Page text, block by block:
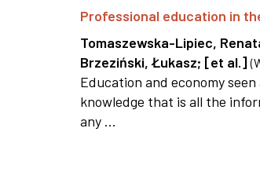
Professional education in
Tomaszewska-Lipiec,
Brzeziński, Łukasz; [et al.] (
Education and economy
knowledge that is all the
any ...